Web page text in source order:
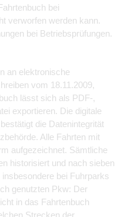
bei
verworfen werden kann.
bei Betriebsprüfungen.
an elektronische
vom 18.11.2009,
lässt sich als PDF-,
exportieren. Die digitale
die Datenintegrität
Alle Fahrten mit
aufgezeichnet. Sämtliche
historisiert und nach sieben
bei Fuhrparks
genutzten Pkw: Der
in das Fahrtenbuch
Strecken der